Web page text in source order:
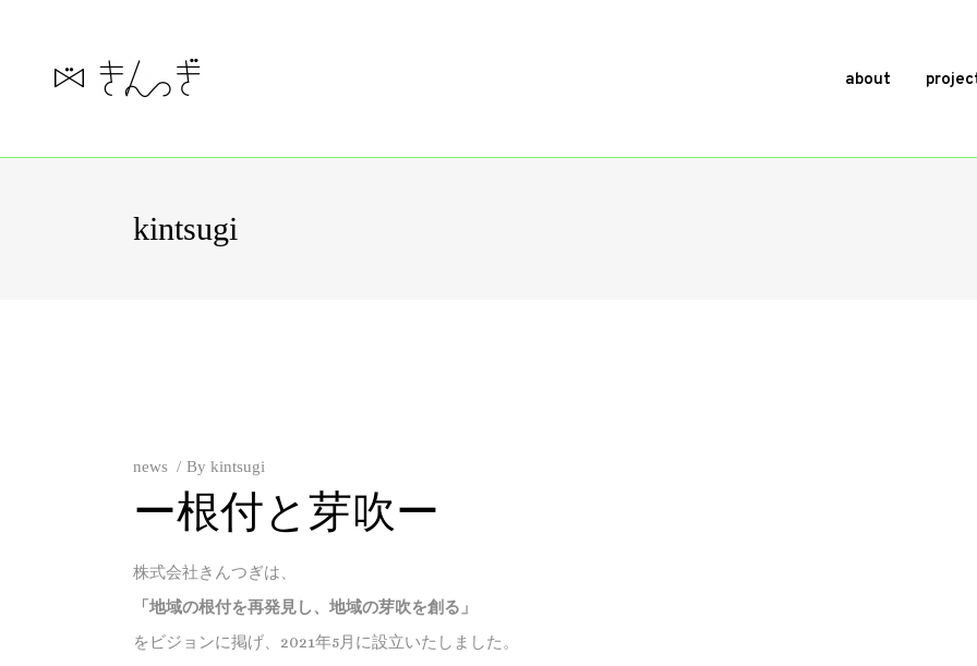
about
kintsugi
news By kintsugi
ー根付と芽吹ー
株式会社きんつぎは、
「地域の根付を再発見し、地域の芽吹を創る」
をビジョンに掲げ、2021年5月に設立いたしました。